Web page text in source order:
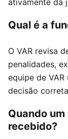
Qual é a
O VAR revisa
penalidades,
equipe de
decisão
Quando
recebido?